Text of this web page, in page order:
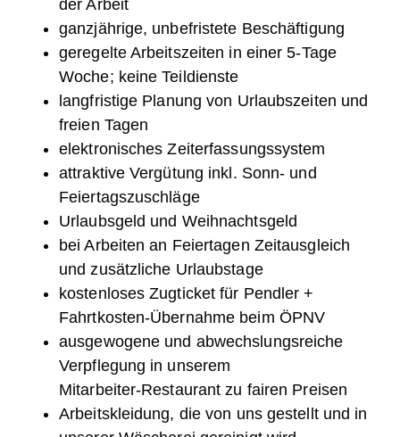
der Arbeit
ganzjährige, unbefristete Beschäftigung
geregelte Arbeitszeiten in einer 5-Tage
Woche; keine Teildienste
langfristige Planung von Urlaubszeiten und
freien Tagen
elektronisches Zeiterfassungssystem
attraktive Vergütung inkl. Sonn- und
Feiertagszuschläge
Urlaubsgeld und Weihnachtsgeld
bei Arbeiten an Feiertagen Zeitausgleich
und zusätzliche Urlaubstage
kostenloses Zugticket für Pendler +
Fahrtkosten-Übernahme beim ÖPNV
ausgewogene und abwechslungsreiche
Verpflegung in unserem
Mitarbeiter-Restaurant zu fairen Preisen
Arbeitskleidung, die von uns gestellt und in